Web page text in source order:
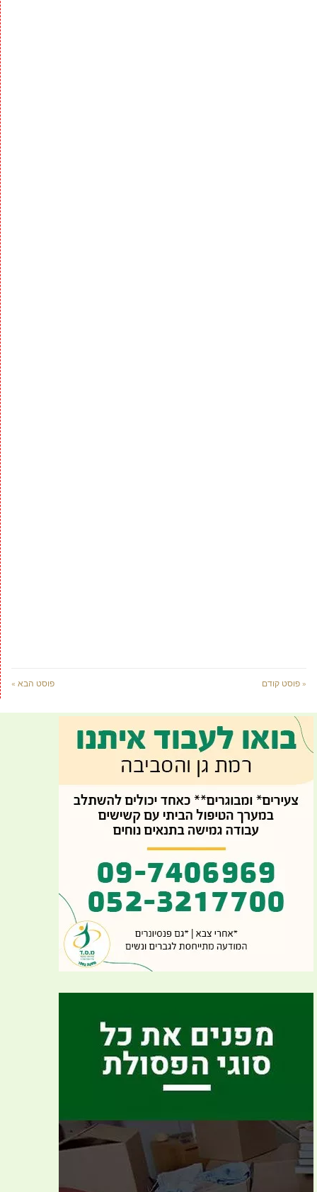
« פוסט קודם פוסט הבא »